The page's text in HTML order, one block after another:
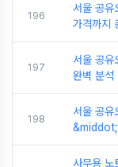
196
서울 공유
가격까지
197
서울 공유
완벽 분석
198
서울 공유
&middot;
사무용 노